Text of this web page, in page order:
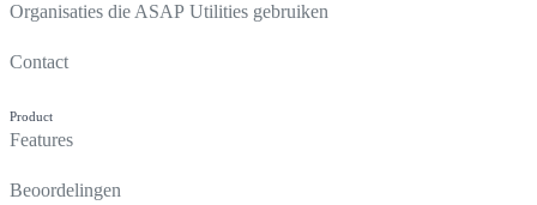
Organisaties die ASAP Utilities gebruiken
Contact
Product
Features
Beoordelingen